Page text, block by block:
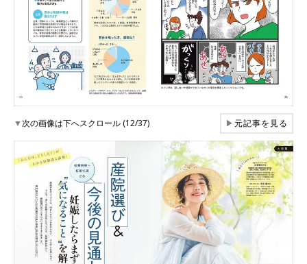
▼次の画像は下へスクロール (12/37) ▶元記事を見る